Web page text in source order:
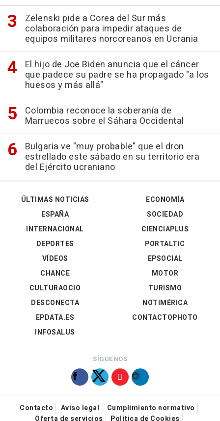
Zelenski pide a Corea del Sur más
colaboración para impedir ataques de
equipos militares norcoreanos en Ucrania
El hijo de Joe Biden anuncia que el cáncer
que padece su padre se ha propagado "a los
huesos y más allá"
Colombia reconoce la soberanía de
Marruecos sobre el Sáhara Occidental
Bulgaria ve "muy probable" que el dron
estrellado este sábado en su territorio era
del Ejército ucraniano
ÚLTIMAS NOTICIAS
ESPAÑA
INTERNACIONAL
DEPORTES
VÍDEOS
ECONOMÍA
SOCIEDAD
CIENCIAPLUS
PORTALTIC
EPSOCIAL
CHANCE
CULTURAOCIO
DESCONECTA
EPDATA.ES
INFOSALUS
MOTOR
TURISMO
NOTIMÉRICA
CONTACTOPHOTO
SÍGUENOS
Contacto Aviso legal
Cumplimiento normativo
Oferta de servicios
Política de Cookies